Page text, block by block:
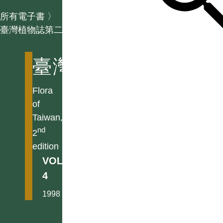
所有電子書 〉
臺灣植物誌第二版
臺灣植物誌第二版
Flora
of
Taiwan,
2nd
edition
VOL.
4
1998